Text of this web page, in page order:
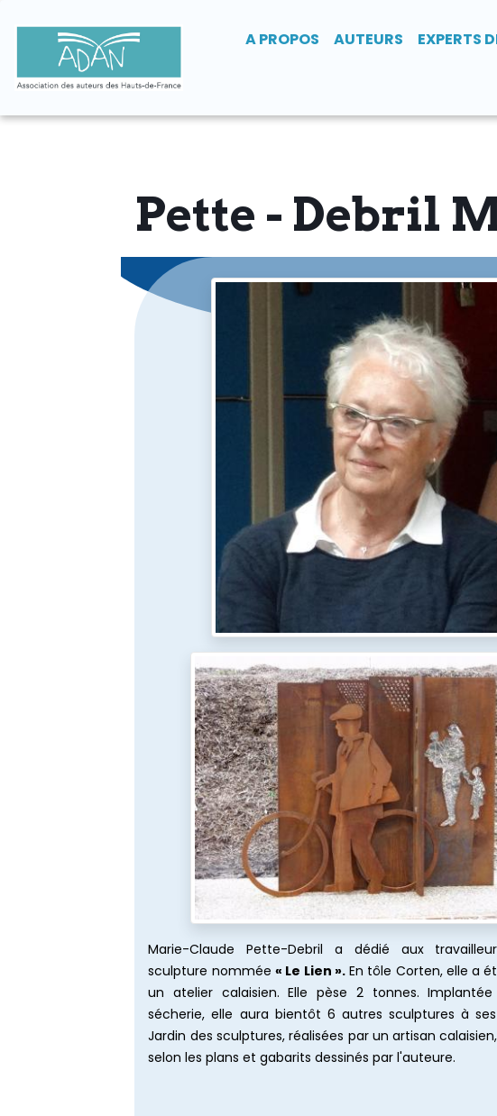
A PROPOS AUTEURS EXPERTS
Pette - Debril
Marie-Claude Pette-Debril a dédié aux
sculpture nommée « Le Lien ».En tôle Corten, elle a
un atelier calaisien. Elle pèse 2 tonnes.
sécherie, elle aura bientôt 6 autres sculptures à
Jardin des sculptures, réalisées par un artisan
selon les plans et gabarits dessinés par l'auteure.